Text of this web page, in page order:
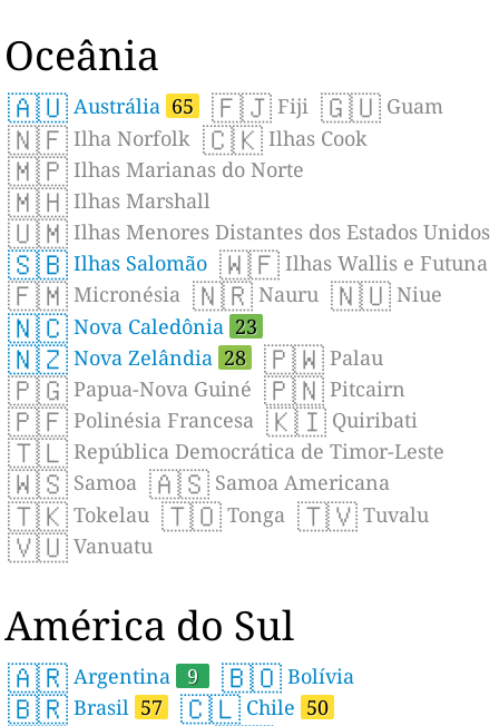
Oceânia
🇦🇺 Austrália 65 🇫🇯 Fiji 🇬🇺 Guam
🇳🇫 Ilha Norfolk 🇨🇰 Ilhas Cook
🇲🇵 Ilhas Marianas do Norte
🇲🇭 Ilhas Marshall
🇺🇲 Ilhas Menores Distantes dos Estados Unidos
🇸🇧 Ilhas Salomão 🇼🇫 Ilhas Wallis e Futuna
🇫🇲 Micronésia 🇳🇷 Nauru 🇳🇺 Niue
🇳🇨 Nova Caledônia 23
🇳🇿 Nova Zelândia 28 🇵🇼 Palau
🇵🇬 Papua-Nova Guiné 🇵🇳 Pitcairn
🇵🇫 Polinésia Francesa 🇰🇮 Quiribati
🇹🇱 República Democrática de Timor-Leste
🇼🇸 Samoa 🇦🇸 Samoa Americana
🇹🇰 Tokelau 🇹🇴 Tonga 🇹🇻 Tuvalu
🇻🇺 Vanuatu
América do Sul
🇦🇷 Argentina 9 🇧🇴 Bolívia
🇧🇷 Brasil 57 🇨🇱 Chile 50